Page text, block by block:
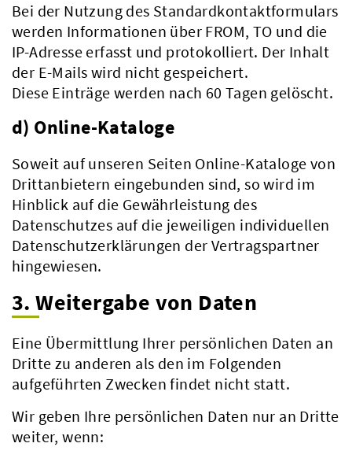
Verwaltung
Bei der Nutzung des Standardkontaktformulars
werden Informationen über FROM, TO und die
IP-Adresse erfasst und protokolliert. Der Inhalt
der E-Mails wird nicht gespeichert.
Diese Einträge werden nach 60 Tagen gelöscht.
d) Online-Kataloge
Soweit auf unseren Seiten Online-Kataloge von
Drittanbietern eingebunden sind, so wird im
Hinblick auf die Gewährleistung des
Datenschutzes auf die jeweiligen individuellen
Datenschutzerklärungen der Vertragspartner
hingewiesen.
3. Weitergabe von Daten
Eine Übermittlung Ihrer persönlichen Daten an
Dritte zu anderen als den im Folgenden
aufgeführten Zwecken findet nicht statt.
Wir geben Ihre persönlichen Daten nur an Dritte
weiter, wenn: